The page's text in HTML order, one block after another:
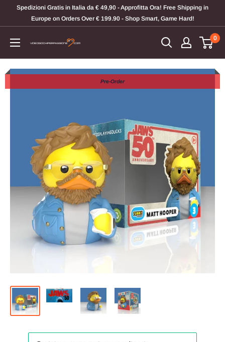
Spedizioni Gratis in Italia da € 49,90 - Approfitta Ora! Free Shipping in
Europe on Orders Over € 199.90 - Shop Smart, Game Hard!
Videogiochi
Per
Passione
0
Pre-Order
Pre-Order
Pre-Order
Pre-Order